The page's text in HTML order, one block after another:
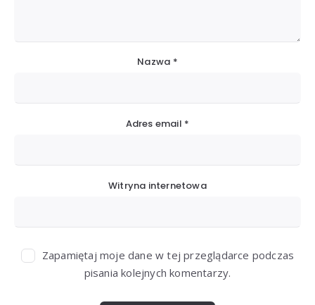
Nazwa *
Adres email *
Witryna internetowa
Zapamiętaj moje dane w tej przeglądarce podczas
pisania kolejnych komentarzy.